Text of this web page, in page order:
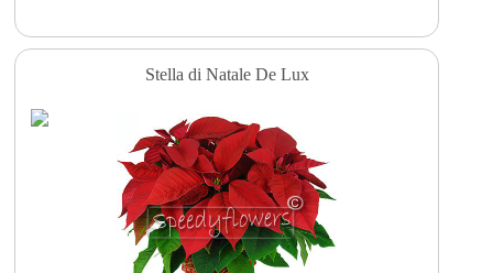
Stella di Natale De Lux